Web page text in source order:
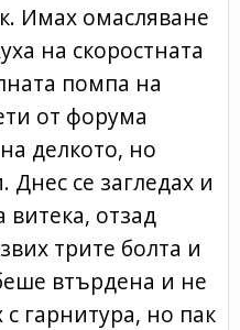
Имах омасляване
на скоростната
помпа на
от форума
делкото, но
се загледах и
витека, отзад
трите болта и
втърдена и не
гарнитура, но пак